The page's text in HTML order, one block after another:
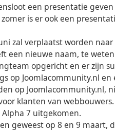
een presentatie
is er ook een
zal verplaatst worden
een nieuwe naam, te
opgericht en er zijn
op Joomlacommunity.nl
op Joomlacommunity.nl,
klanten van webbouwers.
Alpha 7 uitgekomen.
geweest op 8 en 9